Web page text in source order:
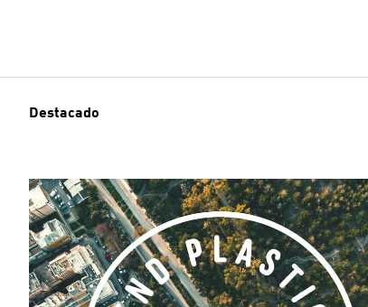
Destacado